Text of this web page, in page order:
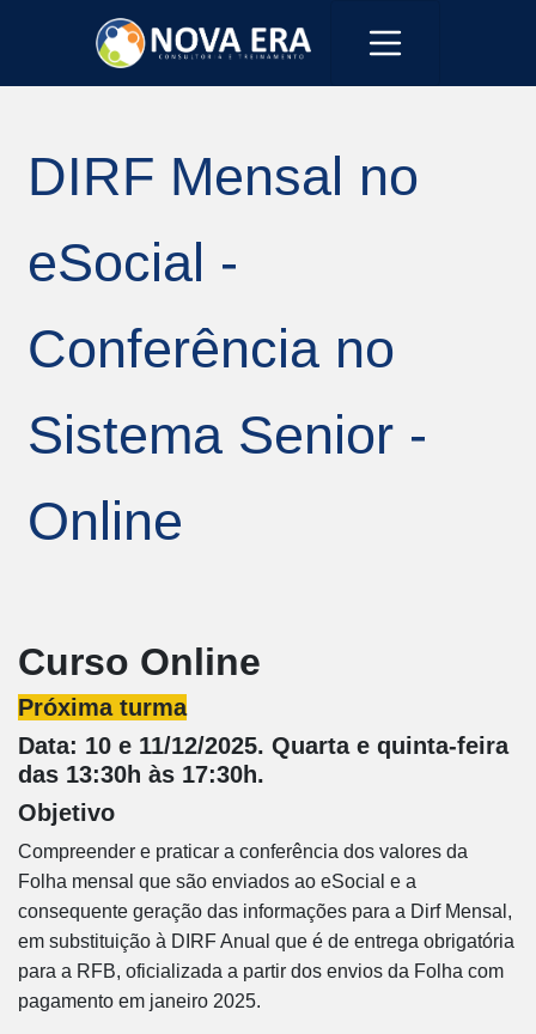
DIRF Mensal no
eSocial -
Conferência no
Sistema Senior -
Online
Curso Online
Próxima turma
Data: 10 e 11/12/2025. Quarta e quinta-feira
das 13:30h às 17:30h.
Objetivo
Compreender e praticar a conferência dos valores da
Folha mensal que são enviados ao eSocial e a
consequente geração das informações para a Dirf Mensal,
em substituição à DIRF Anual que é de entrega obrigatória
para a RFB, oficializada a partir dos envios da Folha com
pagamento em janeiro 2025.